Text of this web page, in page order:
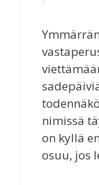
nimissä
on kyllä
osuu, jos